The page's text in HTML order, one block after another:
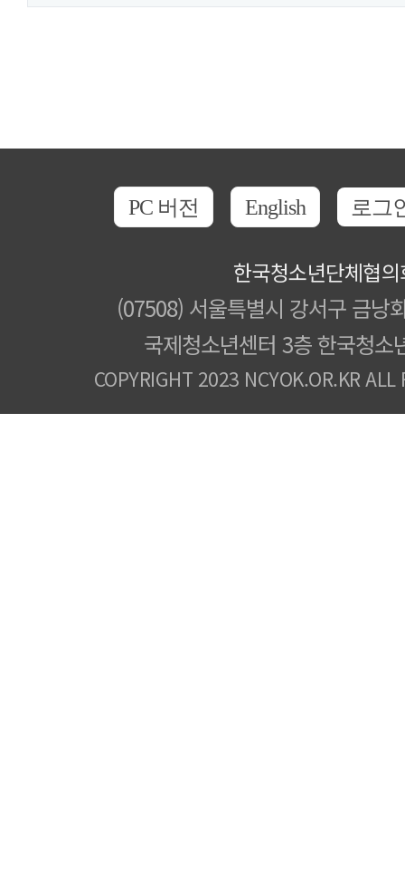
PC 버전 English 로그
한국청소년단체협
(07508) 서울특별시 강서구 금낭
국제청소년센터 3층 한국청소
COPYRIGHT 2023 NCYOK.OR.KR ALL